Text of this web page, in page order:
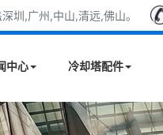
圳,广州,中山,清远,佛山。
中心 冷却塔配件